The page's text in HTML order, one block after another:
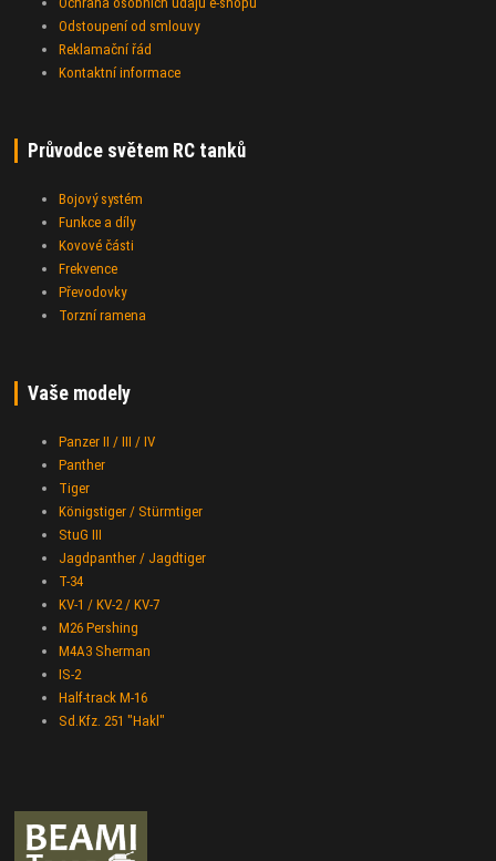
Odstoupení od smlouvy
Reklamační řád
Kontaktní informace
Průvodce světem RC tanků
Bojový systém
Funkce a díly
Kovové části
Frekvence
Převodovky
Torzní ramena
Vaše modely
Panzer II / III / IV
Panther
Tiger
Königstiger / Stürmtiger
StuG III
Jagdpanther / Jagdtiger
T-34
KV-1 / KV-2 / KV-7
M26 Pershing
M4A3 Sherman
IS-2
Half-track M-16
Sd.Kfz. 251 "Hakl"